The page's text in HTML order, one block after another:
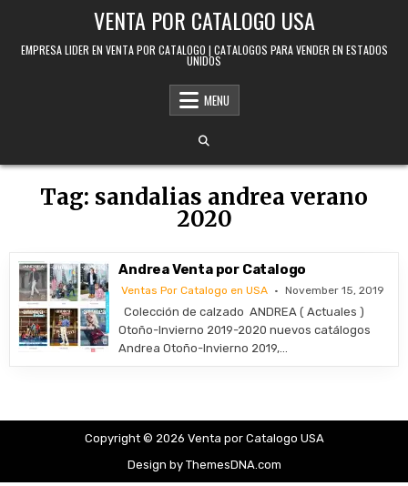
VENTA POR CATALOGO USA
EMPRESA LIDER EN VENTA POR CATALOGO | CATALOGOS PARA VENDER EN ESTADOS
UNIDOS
MENU
Tag: sandalias andrea verano
2020
Andrea Venta por Catalogo
Ventas Por Catalogo en USA November 15, 2019
Colección de calzado ANDREA ( Actuales )
Otoño-Invierno 2019-2020 nuevos catálogos
Andrea Otoño-Invierno 2019,…
Copyright © 2026 Venta por Catalogo USA
Design by ThemesDNA.com